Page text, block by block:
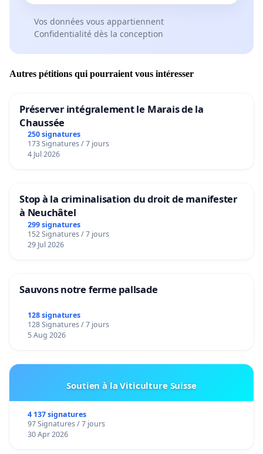
Vos données vous appartiennent
Confidentialité dès la conception
Autres pétitions qui pourraient vous intéresser
Préserver intégralement le Marais de la
Chaussée
250 signatures
173 Signatures / 7 jours
4 Jul 2026
Stop à la criminalisation du droit de manifester
à Neuchâtel
299 signatures
152 Signatures / 7 jours
29 Jul 2026
Sauvons notre ferme pallsade
128 signatures
128 Signatures / 7 jours
5 Aug 2026
Soutien à la Viticulture Suisse
4 137 signatures
97 Signatures / 7 jours
30 Apr 2026